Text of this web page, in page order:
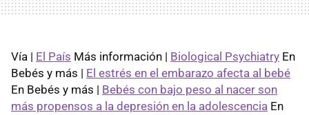
Vía | El País Más información | Biological Psychiatry En
Bebés y más | El estrés en el embarazo afecta al bebé
En Bebés y más | Bebés con bajo peso al nacer son
más propensos a la depresión en la adolescencia En